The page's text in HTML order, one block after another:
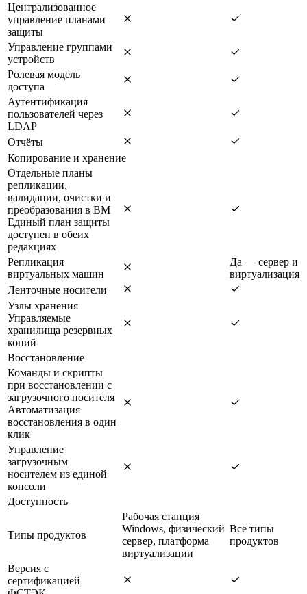
Централизованное
управление планами
защиты
Управление группами
устройств
Ролевая модель
доступа
Аутентификация
пользователей через
LDAP
Отчёты
Копирование и хранение
Отдельные планы
репликации,
валидации, очистки и
преобразования в ВМ
Единый план защиты
доступен в обеих
редакциях
Репликация
виртуальных машин
Да — сервер и
виртуализация
Ленточные носители
Узлы хранения
Управляемые
хранилища резервных
копий
Восстановление
Команды и скрипты
при восстановлении с
загрузочного носителя
Автоматизация
восстановления в один
клик
Управление
загрузочным
носителем из единой
консоли
Доступность
Типы продуктов
Рабочая станция
Windows, физический
сервер, платформа
виртуализации
Все типы
продуктов
Версия с
сертификацией